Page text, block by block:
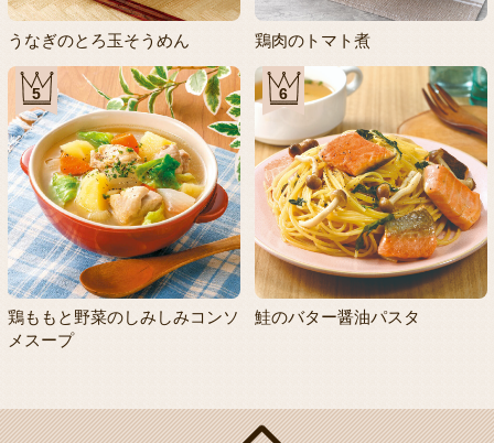
うなぎのとろ玉そうめん 鶏肉のトマト煮
5
鶏ももと野菜のしみしみコンソ
メスープ
6
鮭のバター醤油パスタ